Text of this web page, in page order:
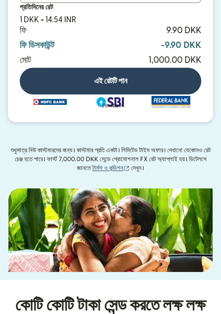
প্রতিদিনের রেট
1 DKK = 14.54 INR
ফি
9.90 DKK
ফি ডিসকাউন্ট
-9.90 DKK
মোট
1,000.00 DKK
এই রেটটি পান
এবং আরও
শুধুমাত্র নিউ কাস্টমারদের জন্য। কাস্টমার প্রতি একটা। লিমিটেড টাইম অফার। দেখানো যেকোনও রেট
চেঞ্জ হতে পারে। ফার্স্ট 7,000.00 DKK সেন্ডে প্রোমোশনাল FX রেট অ্যাপ্লাই হয়। ডিটেলসে
জানতেটার্মস ও কন্ডিশন (নতুন উইন্ডোতে খুলবে)
দেখুন।
কোটি কোটি টাকা সেন্ড করতে লক্ষ লক্ষ